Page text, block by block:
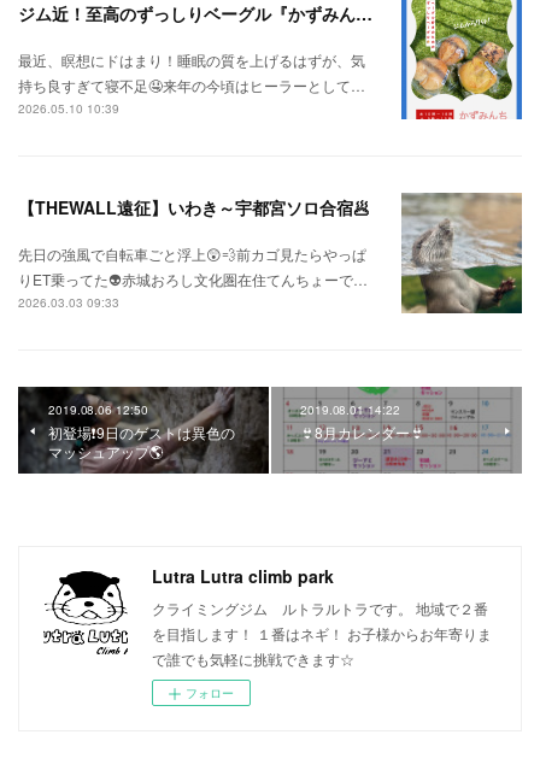
ジム近！至高のずっしりベーグル『かずみんち』
最近、瞑想にドはまり！睡眠の質を上げるはずが、気
持ち良すぎて寝不足🤤来年の今頃はヒーラーとして…
2026.05.10 10:39
【THEWALL遠征】いわき～宇都宮ソロ合宿🥟
先日の強風で自転車ごと浮上😲💨前カゴ見たらやっぱ
りET乗ってた👽赤城おろし文化圏在住てんちょーで…
2026.03.03 09:33
2019.08.06 12:50
初登場❗9日のゲストは異色の
マッシュアップ🌎
2019.08.01 14:22
👙8月カレンダー👙
Lutra Lutra climb park
クライミングジム ルトラルトラです。 地域で２番
を目指します！ １番はネギ！ お子様からお年寄りま
で誰でも気軽に挑戦できます☆
フォロー